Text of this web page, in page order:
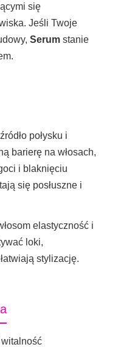
się
Jeśli Twoje
Serum stanie
połysku i
barierę na włosach,
i blaknięciu
się posłuszne i
elastyczność i
loki,
stylizację.
witalność